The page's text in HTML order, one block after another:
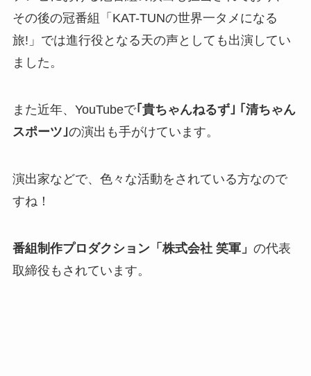
その後の冠番組「KAT-TUNの世界一タメになる
旅!」では進行役となる天の声としても出演してい
ました。
また近年、YouTubeで｢貴ちゃんねるず｣ ｢清ちゃん
スポーツ｣の演出も手がけています。
演出家などで、色々な活動をされている方なので
すね！
番組制作プロダクション「株式会社 笑軍」 の代表
取締役もされています。